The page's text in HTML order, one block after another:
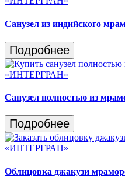
Санузел из индийского
Подробнее
Санузел полностью из
Подробнее
Облицовка джакузи